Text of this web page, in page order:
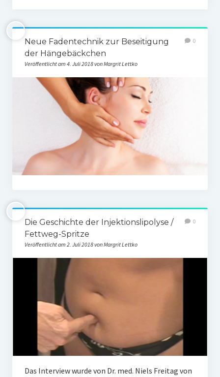
Neue Fadentechnik zur Beseitigung
der Hängebäckchen
Veröffentlicht am 4. Juli 2018 von Margrit Lettko
0
Die Geschichte der Injektionslipolyse /
Fettweg-Spritze
Veröffentlicht am 2. Juli 2018 von Margrit Lettko
0
Das Interview wurde von Dr. med. Niels Freitag von